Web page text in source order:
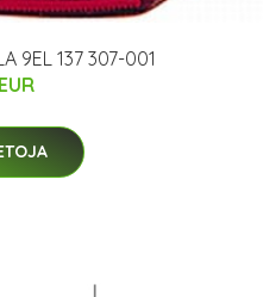
9EL 137 307-001